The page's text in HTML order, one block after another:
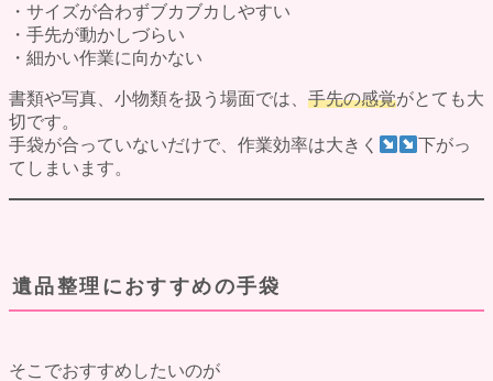
・サイズが合わずブカブカしやすい
・手先が動かしづらい
・細かい作業に向かない
書類や写真、小物類を扱う場面では、 手先の感覚がとても大
切です。
手袋が合っていないだけで、作業効率は大きく
下がっ
てしまいます。
遺品整理におすすめの手袋
そこでおすすめしたいのが